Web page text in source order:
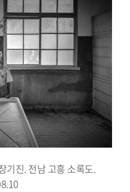
기진. 전남 고흥 소록도.